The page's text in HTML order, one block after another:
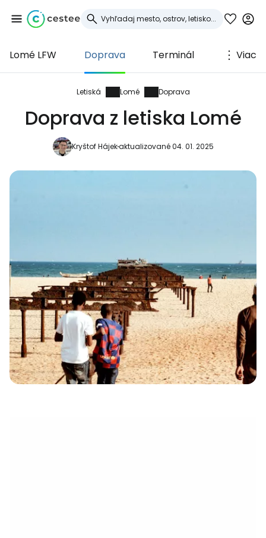
Lomé LFW Doprava Terminál Viac
Letiská Lomé Doprava
Doprava z letiska Lomé
Kryštof Hájekaktualizované 04. 01. 2025
Prihláste sa do
služby Cestee
... celosvetovej komunity cestovateľov
Pokračovať s e-mailom